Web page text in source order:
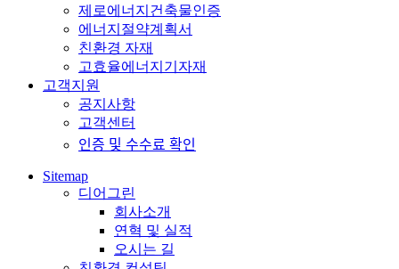
제로에너지건축물인증
에너지절약계획서
친환경 자재
고효율에너지기자재
고객지원
공지사항
고객센터
인증 및 수수료 확인
Sitemap
디어그린
회사소개
연혁 및 실적
오시는 길